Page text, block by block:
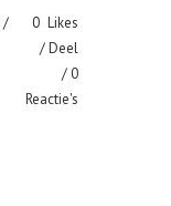
/
0 Likes
Deel
0
Reactie's